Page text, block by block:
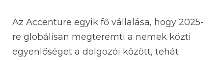
Az Accenture egyik fő vállalása, hogy 2025-
re globálisan megteremti a nemek közti
egyenlőséget a dolgozói között, tehát